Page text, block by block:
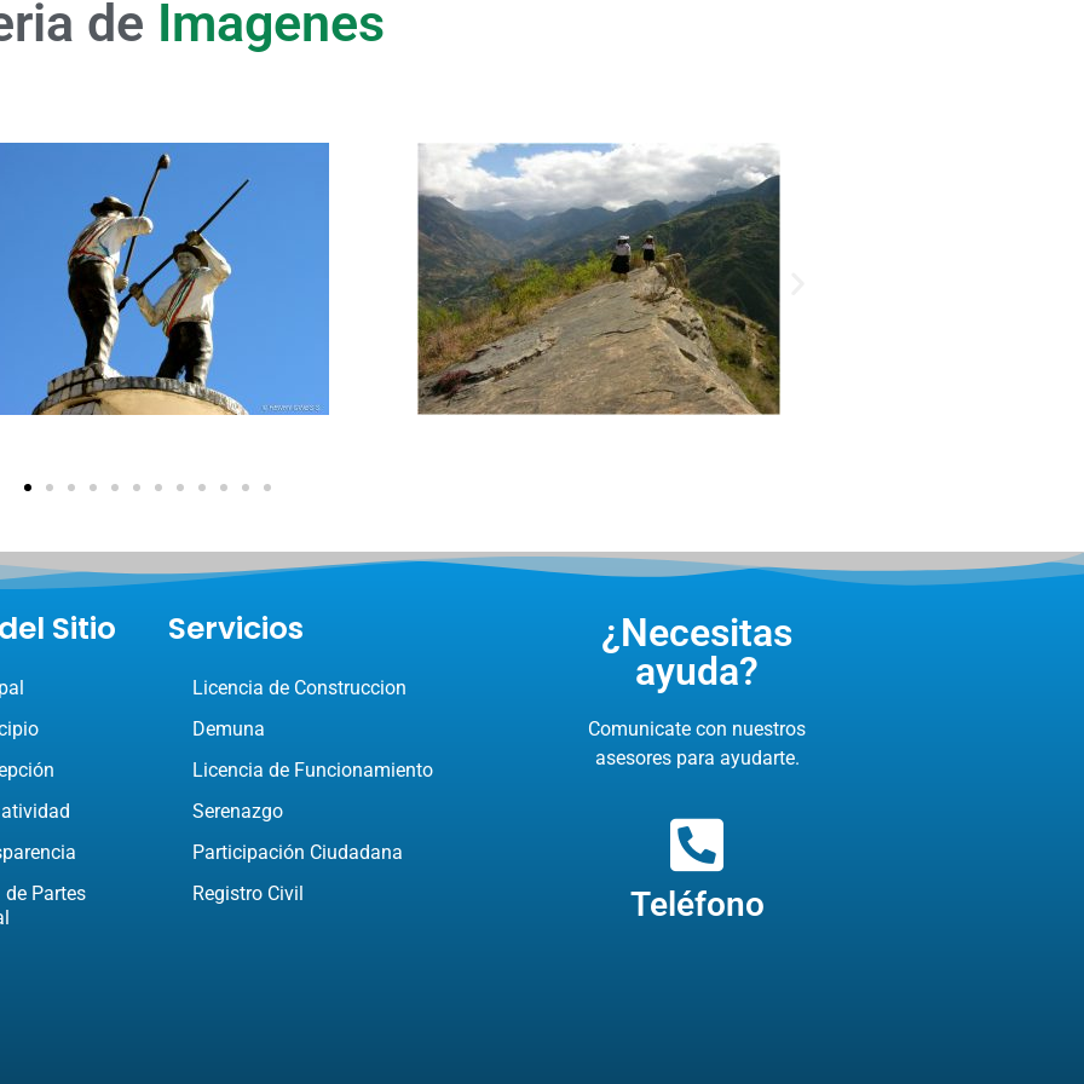
de Imagenes
Sitio
de Partes
Servicios
Licencia de Construccion
Demuna
Licencia de Funcionamiento
Serenazgo
Participación Ciudadana
Registro Civil
¿Necesitas
ayuda?
Comunicate con nuestros
asesores para ayudarte.
Teléfono